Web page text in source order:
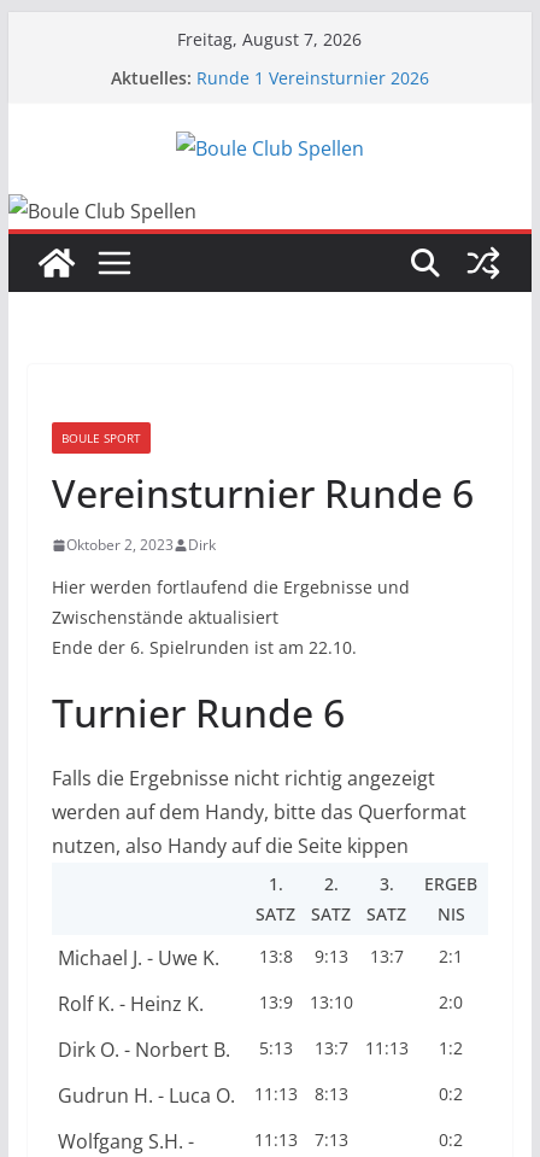
Freitag, August 7, 2026
Aktuelles: Runde 1 Vereinsturnier 2026
BCS beim Picknick im Park
BOULE SPORT
Vereinsturnier Runde 6
Oktober 2, 2023 Dirk
Hier werden fortlaufend die Ergebnisse und
Zwischenstände aktualisiert
Ende der 6. Spielrunden ist am 22.10.
Turnier Runde 6
Falls die Ergebnisse nicht richtig angezeigt
werden auf dem Handy, bitte das Querformat
nutzen, also Handy auf die Seite kippen
1.
SATZ
2.
SATZ
3.
SATZ
ERGEB
NIS
Michael J. - Uwe K. 13:8 9:13 13:7 2:1
Rolf K. - Heinz K. 13:9 13:10 2:0
Dirk O. - Norbert B. 5:13 13:7 11:13 1:2
Gudrun H. - Luca O. 11:13 8:13 0:2
Wolfgang S.H. -
11:13 7:13 0:2